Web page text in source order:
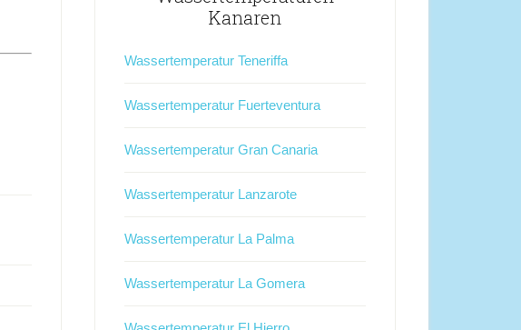
Kanaren
Wassertemperatur Teneriffa
Wassertemperatur Fuerteventura
Wassertemperatur Gran Canaria
Wassertemperatur Lanzarote
Wassertemperatur La Palma
Wassertemperatur La Gomera